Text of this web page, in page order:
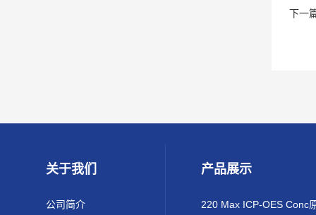
下一
关于我们
公司简介
产品展示